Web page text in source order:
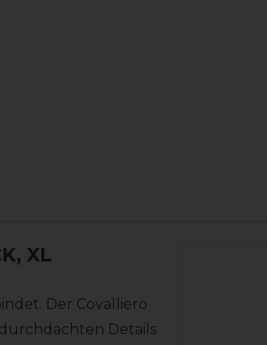
XL
Der Covalliero
Details